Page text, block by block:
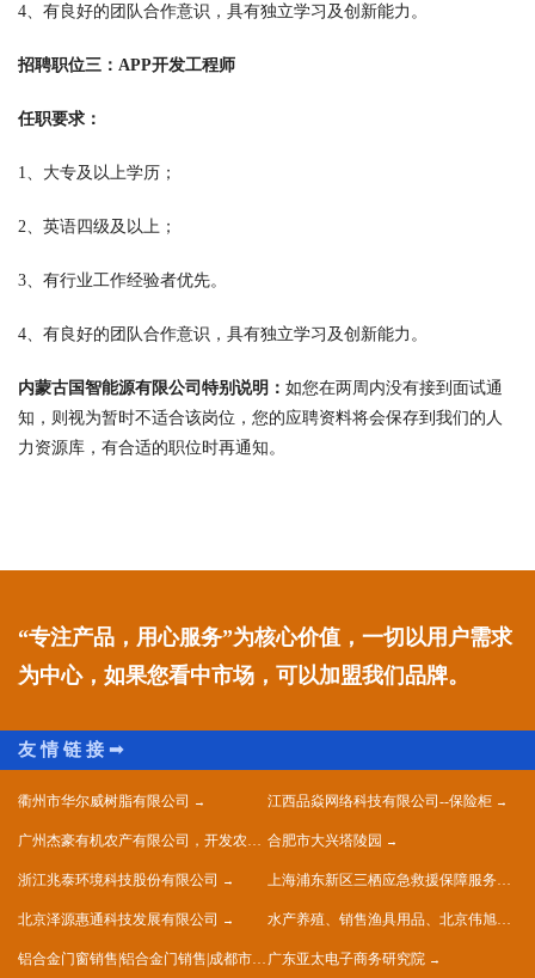
4、有良好的团队合作意识，具有独立学习及创新能力。
招聘职位三：APP开发工程师
任职要求：
1、大专及以上学历；
2、英语四级及以上；
3、有行业工作经验者优先。
4、有良好的团队合作意识，具有独立学习及创新能力。
内蒙古国智能源有限公司特别说明： 如您在两周内没有接到面试通
知，则视为暂时不适合该岗位，您的应聘资料将会保存到我们的人
力资源库，有合适的职位时再通知。
“专注产品，用心服务”为核心价值，一切以用户需求
为中心，如果您看中市场，可以加盟我们品牌。
衢州市华尔威树脂有限公司 江西品焱网络科技有限公司--保险柜
广州杰豪有机农产有限公司，开发农庄，种植果树，花卉及种苗繁殖，禽畜水产养殖及加工 合肥市大兴塔陵园
浙江兆泰环境科技股份有限公司 上海浦东新区三栖应急救援保障服务中心
北京泽源惠通科技发展有限公司 水产养殖、销售渔具用品、北京伟旭水产养殖有限公司
铝合金门窗销售|铝合金门销售|成都市晴莫钢铝门窗有限公司 广东亚太电子商务研究院